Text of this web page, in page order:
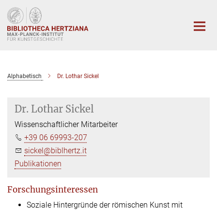
Hauptinhalt
Alphabetisch Dr. Lothar Sickel
Dr. Lothar Sickel
Wissenschaftlicher Mitarbeiter
+39 06 69993-207
sickel@biblhertz.it
Publikationen
Forschungsinteressen
Soziale Hintergründe der römischen Kunst mit